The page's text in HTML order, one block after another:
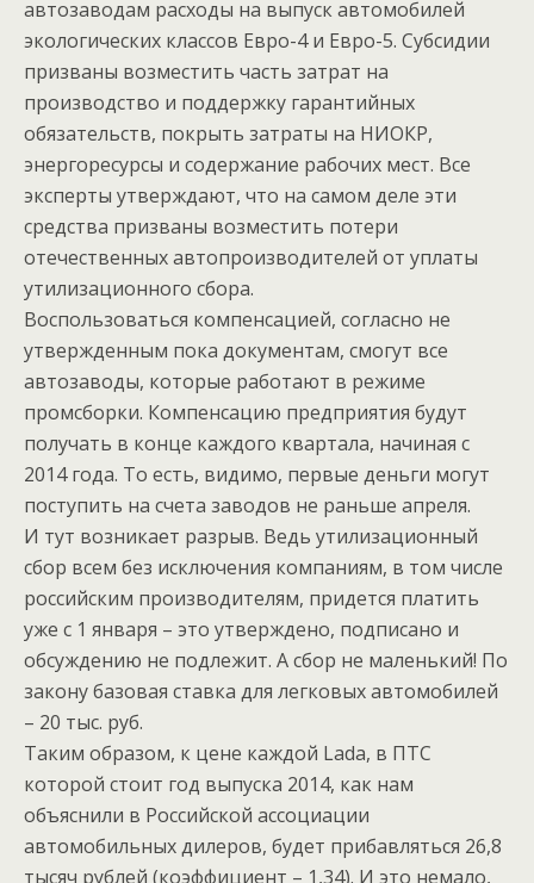
автозаводам расходы на выпуск автомобилей
экологических классов Евро-4 и Евро-5. Субсидии
призваны возместить часть затрат на
производство и поддержку гарантийных
обязательств, покрыть затраты на НИОКР,
энергоресурсы и содержание рабочих мест. Все
эксперты утверждают, что на самом деле эти
средства призваны возместить потери
отечественных автопроизводителей от уплаты
утилизационного сбора.
Воспользоваться компенсацией, согласно не
утвержденным пока документам, смогут все
автозаводы, которые работают в режиме
промсборки. Компенсацию предприятия будут
получать в конце каждого квартала, начиная с
2014 года. То есть, видимо, первые деньги могут
поступить на счета заводов не раньше апреля.
И тут возникает разрыв. Ведь утилизационный
сбор всем без исключения компаниям, в том числе
российским производителям, придется платить
уже с 1 января – это утверждено, подписано и
обсуждению не подлежит. А сбор не маленький! По
закону базовая ставка для легковых автомобилей
– 20 тыс. руб.
Таким образом, к цене каждой Lada, в ПТС
которой стоит год выпуска 2014, как нам
объяснили в Российской ассоциации
автомобильных дилеров, будет прибавляться 26,8
тысяч рублей (коэффициент – 1,34). И это немало,